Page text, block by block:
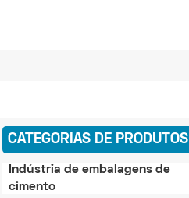
CATEGORIAS DE PRODUTOS
Indústria de embalagens de
cimento